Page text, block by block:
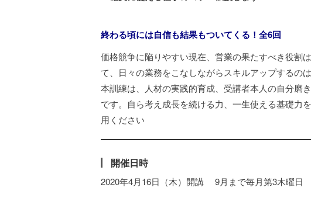
終わる頃には自信も結果もついてくる！全6回
価格競争に陥りやすい現在、営業の果たすべき役割
て、日々の業務をこなしながらスキルアップするの
本訓練は、人材の実践的育成、受講者本人の自分磨
です。自ら考え成長を続ける力、一生使える基礎力
用ください
開催日時
2020年4月16日（木）開講 9月まで毎月第3木曜